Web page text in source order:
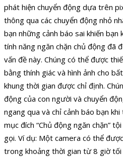
phát hiện chuyển động dựa trên
thông qua các chuyển động nhỏ
bạn những cảnh báo sai khiến bạn
tính năng ngăn chặn chủ động đã
vấn đề này. Chúng có thể được
bằng thính giác và hình ảnh cho
khung thời gian được chỉ định.
động của con người và chuyển
ngang qua và chỉ cảnh báo bạn
mục đích “Chủ động ngăn chặn”
gọi. Ví dụ: Một camera có thể
trong khoảng thời gian từ 8 giờ tối